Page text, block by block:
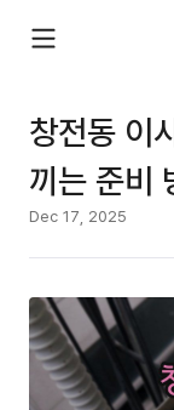
창전동 이
끼는 준비
Dec 17, 2025